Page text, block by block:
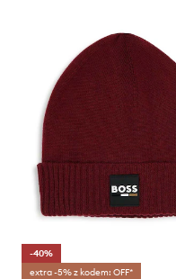
-40%
extra -5% z kodem: OFF*